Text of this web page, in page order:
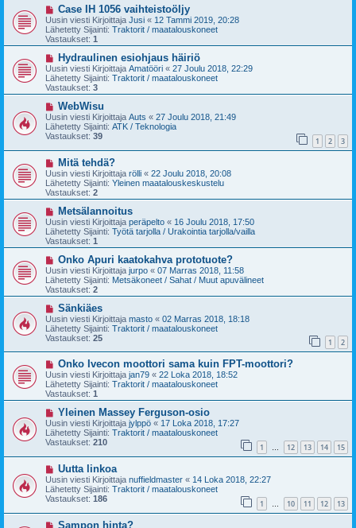
e
s
t
U
u
s
i
v
e
s
t
i
Case IH 1056 vaihteistoöljy
Uusin viesti Kirjoittaja Jusi « 12 Tammi 2019, 20:28
Lähetetty Sijainti: Traktorit / maatalouskoneet
Vastaukset: 1
U
u
s
i
v
s
t
i
Hydraulinen esiohjaus häiriö
Uusin viesti Kirjoittaja Amatööri « 27 Joulu 2018, 22:29
Lähetetty Sijainti: Traktorit / maatalouskoneet
Vastaukset: 3
U
u
s
i
v
i
e
s
t
i
WebWisu
Uusin viesti Kirjoittaja Auts « 27 Joulu 2018, 21:49
Lähetetty Sijainti: ATK / Teknologia
Vastaukset: 39 1 2 3
U
u
s
i
v
e
s
t
i
Mitä tehdä?
Uusin viesti Kirjoittaja rölli « 22 Joulu 2018, 20:08
Lähetetty Sijainti: Yleinen maatalouskeskustelu
Vastaukset: 2
U
u
s
i
v
s
t
i
Metsälannoitus
Uusin viesti Kirjoittaja peräpelto « 16 Joulu 2018, 17:50
Lähetetty Sijainti: Työtä tarjolla / Urakointia tarjolla/vailla
Vastaukset: 1
U
u
s
i
v
e
s
t
i
Onko Apuri kaatokahva prototuote?
Uusin viesti Kirjoittaja jurpo « 07 Marras 2018, 11:58
Lähetetty Sijainti: Metsäkoneet / Sahat / Muut apuvälineet
Vastaukset: 2
U
u
s
i
v
i
e
s
t
i
Sänkiäes
Uusin viesti Kirjoittaja masto « 02 Marras 2018, 18:18
Lähetetty Sijainti: Traktorit / maatalouskoneet
Vastaukset: 25 1 2
U
u
s
i
v
s
t
i
Onko Ivecon moottori sama kuin FPT-moottori?
Uusin viesti Kirjoittaja jan79 « 22 Loka 2018, 18:52
Lähetetty Sijainti: Traktorit / maatalouskoneet
Vastaukset: 1
U
u
s
i
i
s
t
i
Yleinen Massey Ferguson-osio
Uusin viesti Kirjoittaja jylppö « 17 Loka 2018, 17:27
Lähetetty Sijainti: Traktorit / maatalouskoneet
Vastaukset: 210 1 … 12 13 14 15
U
u
s
i
v
i
e
Uutta linkoa
Uusin viesti Kirjoittaja nuffieldmaster « 14 Loka 2018, 22:27
Lähetetty Sijainti: Traktorit / maatalouskoneet
Vastaukset: 186 1 … 10 11 12 13
USampon hinta?